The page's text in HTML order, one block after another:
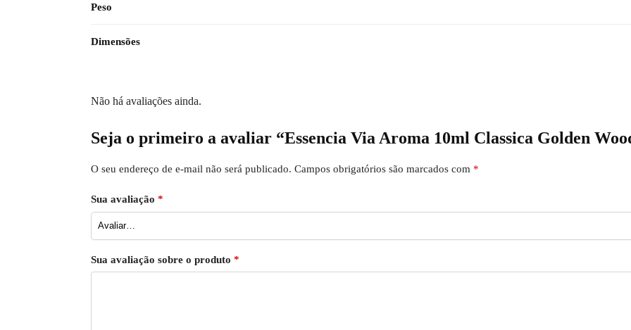
Peso
Dimensões
Não há avaliações ainda.
Seja o primeiro a avaliar “Essencia Via Aroma 10ml Classica Golden
O seu endereço de e-mail não será publicado. Campos obrigatórios são marcados com *
Sua avaliação *
Sua avaliação sobre o produto *